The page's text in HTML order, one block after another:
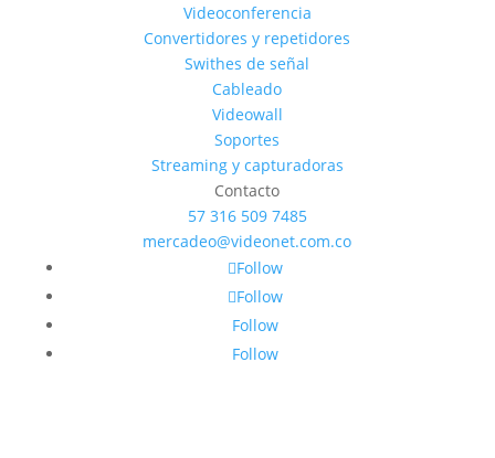
Videoconferencia
Convertidores y repetidores
Swithes de señal
Cableado
Videowall
Soportes
Streaming y capturadoras
Contacto
57 316 509 7485
mercadeo@videonet.com.co
Follow
Follow
Follow
Follow